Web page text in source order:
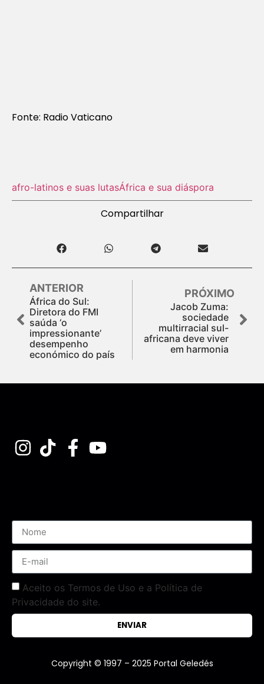
Fonte: Radio Vaticano
afro-latinos e suas lutasÁfrica e sua diáspora
Compartilhar
ANTERIOR
África do Sul:
Diretora do FMI
saúda ‘o
impressionante’
desempenho
económico do país
PRÓXIMO
Jacob Zuma:
sociedade
multirracial sul-
africana deve viver
em harmonia
Aceito os Termos de Uso e a Política de
Privacidade do site.
ENVIAR
Copyright © 1997 – 2025 Portal Geledés